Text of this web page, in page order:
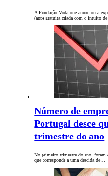
A Fundação Vodafone anunciou a
(app) gratuita criada com o intuito
Número de
Portugal desce
trimestre do ano
No primeiro trimestre do ano, foram
que corresponde a uma descida de…